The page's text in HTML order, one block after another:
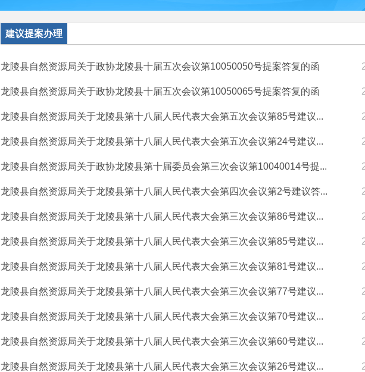
建议提案办理
龙陵县自然资源局关于政协龙陵县十届五次会议第10050050号提案答复的函
龙陵县自然资源局关于政协龙陵县十届五次会议第10050065号提案答复的函
龙陵县自然资源局关于龙陵县第十八届人民代表大会第五次会议第85号建议...
龙陵县自然资源局关于龙陵县第十八届人民代表大会第五次会议第24号建议...
龙陵县自然资源局关于政协龙陵县第十届委员会第三次会议第10040014号提...
龙陵县自然资源局关于龙陵县第十八届人民代表大会第四次会议第2号建议答...
龙陵县自然资源局关于龙陵县第十八届人民代表大会第三次会议第86号建议...
龙陵县自然资源局关于龙陵县第十八届人民代表大会第三次会议第85号建议...
龙陵县自然资源局关于龙陵县第十八届人民代表大会第三次会议第81号建议...
龙陵县自然资源局关于龙陵县第十八届人民代表大会第三次会议第77号建议...
龙陵县自然资源局关于龙陵县第十八届人民代表大会第三次会议第70号建议...
龙陵县自然资源局关于龙陵县第十八届人民代表大会第三次会议第60号建议...
龙陵县自然资源局关于龙陵县第十八届人民代表大会第三次会议第26号建议...